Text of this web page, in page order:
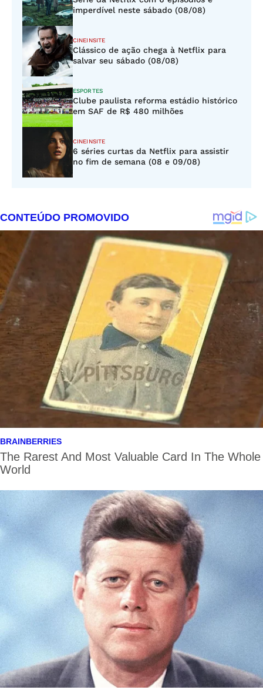
imperdível neste sábado (08/08)
CINEINSITE
Clássico de ação chega à Netflix para
salvar seu sábado (08/08)
ESPORTES
Clube paulista reforma estádio histórico
em SAF de R$ 480 milhões
CINEINSITE
6 séries curtas da Netflix para assistir
no fim de semana (08 e 09/08)